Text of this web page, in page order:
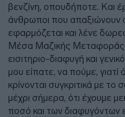
βενζίνη, οπουδήποτε. Και
άνθρωποι που απαξιώνουν
εφαρμόζεται και λένε
Μέσα Μαζικής
εισιτηριο-διαφυγή και
μου είπατε, να πούμε, γιατί
κρίνονται συγκριτικά με το
μέχρι σήμερα, ότι έχουμε
ποσό και των διαφυγόντων